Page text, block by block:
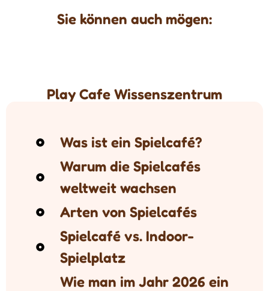
Sie können auch mögen:
Play Cafe Wissenszentrum
Was ist ein Spielcafé?
Warum die Spielcafés
weltweit wachsen
Arten von Spielcafés
Spielcafé vs. Indoor-
Spielplatz
Wie man im Jahr 2026 ein